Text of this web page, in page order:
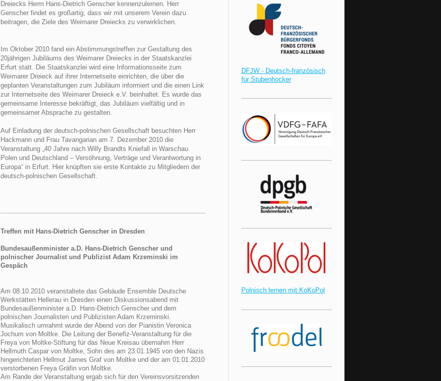
Dreiecks Herrn Hans-Dietrich Genscher kennenzulernen. Herr
Genscher findet es großartig, dass wir mit unserem Verein dazu
beitragen, die Ziele des Weimarer Dreiecks zu verwirklichen.
Im Oktober 2010 fand ein Abstimmungstreffen zur Gestaltung des
20jährigen Jubiläums des Weimarer Dreiecks in der Staatskanzlei
Erfurt statt. Die Staatskanzlei wird eine Informationsseite zum
Weimarer Dreieck auf ihrer Internetseite einrichten, die über die
geplanten Veranstaltungen zum Jubiläum informiert und die einen Link
zur Internetseite des Weimarer Dreieck e.V. beinhaltet. Es wurde das
gemeinsame Interesse bekräftigt, das Jubiläum vielfältig und in
gemeinsamer Absprache zu gestalten.
Auf Einladung der deutsch-polnischen Gesellschaft besuchten Herr
Hackmann und Frau Tavangarian am 7. Dezember 2010 die
Veranstaltung „40 Jahre nach Willy Brandts Kniefall in Warschau.
Polen und Deutschland – Versöhnung, Verträge und Verantwortung in
Europa“ in Erfurt. Hier knüpften sie erste Kontakte zu Mitgliedern der
deutsch-polnischen Gesellschaft.
Treffen mit Hans-Dietrich Genscher in Dresden
Bundesaußenminister a.D. Hans-Dietrich Genscher und
polnischer Journalist und Publizist Adam Krzeminski im
Gespäch
Am 08.10.2010 veranstaltete das Gebäude Ensemble Deutsche
Werkstätten Hellerau in Dresden einen Diskussionsabend mit
Bundesaußenminister a.D. Hans-Dietrich Genscher und dem
polnischen Journalisten und Publizisten Adam Krzeminski.
Musikalisch umrahmt wurde der Abend von der Pianistin Veronica
Jochum von Moltke. Die Leitung der Benefiz-Veranstaltung für die
Freya von Moltke-Stiftung für das Neue Kreisau übernahm Herr
Hellmuth Caspar von Moltke, Sohn des am 23.01.1945 von den Nazis
hingerichteten Hellmut James Graf von Moltke und der am 01.01.2010
verstorbenen Freya Gräfin von Moltke.
Am Rande der Veranstaltung ergab sich für den Vereinsvorsitzenden
DFJW - Deutsch-französisch
für Stubenhocker
Polnisch lernen mit KoKoPol